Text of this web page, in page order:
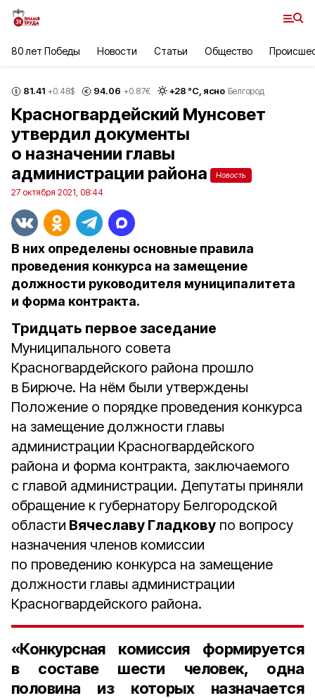
80 лет Победы Новости Статьи Общество
81.41 +0.48$ 94.06 +0.87€ +28 °С, ясно Белгород
Красногвардейский Мунсовет
утвердил документы
о назначении главы
администрации района
Новость
27 октября 2021, 08:44
В них определены основные правила
проведения конкурса на замещение
должности руководителя муниципалитета
и форма контракта.
Тридцать первое заседание
Муниципального совета
Красногвардейского района прошло
в Бирюче. На нём были утверждены
Положение о порядке проведения конкурса
на замещение должности главы
администрации Красногвардейского
района и форма контракта, заключаемого
с главой администрации. Депутаты приняли
обращение к губернатору Белгородской
области Вячеславу Гладкову по вопросу
назначения членов комиссии
по проведению конкурса на замещение
должности главы администрации
Красногвардейского района.
«Конкурсная комиссия формируется
в составе шести человек, одна
половина из которых назначается